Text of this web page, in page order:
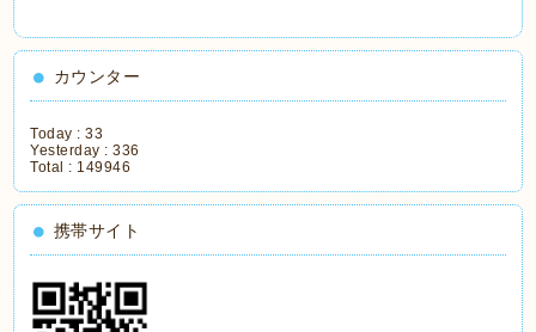
カウンター
Today :33
Yesterday :336
Total : 149946
携帯サイト